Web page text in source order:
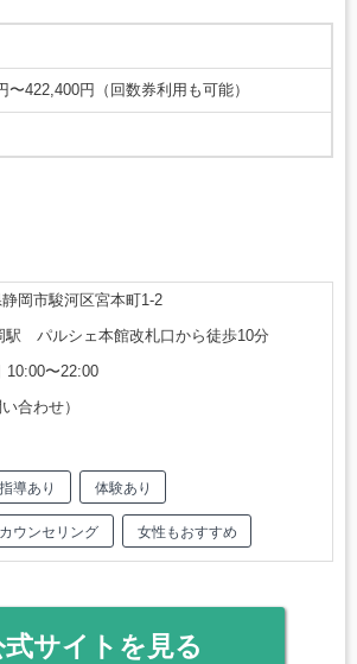
〜422,400円（回数券利用も可能）
岡市駿河区宮本町1-2
駅 パルシェ本館改札口から徒歩10分
10:00〜22:00
合わせ）
導あり 体験あり
ウンセリング 女性もおすすめ
式サイトを見る